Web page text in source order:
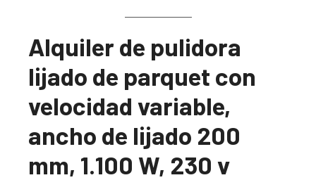
Alquiler de pulidora
lijado de parquet con
velocidad variable,
ancho de lijado 200
mm, 1.100 W, 230 v